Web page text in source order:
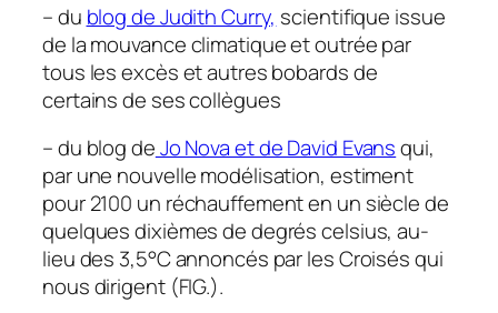
– du blog de Judith Curry, scientifique issue
de la mouvance climatique et outrée par
tous les excès et autres bobards de
certains de ses collègues
– du blog deJo Nova et de David Evansqui,
par une nouvelle modélisation, estiment
pour 2100 un réchauffement en un siècle de
quelques dixièmes de degrés celsius, au-
lieu des 3,5°C annoncés par les Croisés qui
nous dirigent (FIG.).